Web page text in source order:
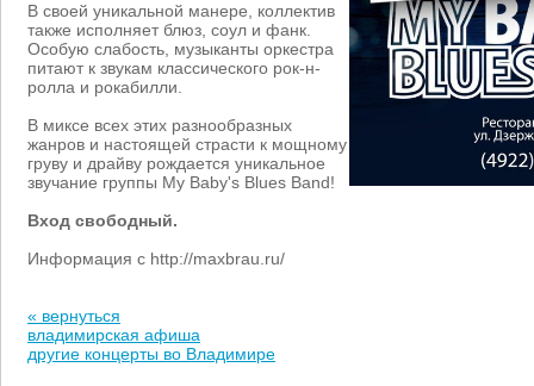
В своей уникальной манере, коллектив
также исполняет блюз, соул и фанк.
Особую слабость, музыканты оркестра
питают к звукам классического рок-н-
ролла и рокабилли.
В миксе всех этих разнообразных
жанров и настоящей страсти к мощному
груву и драйву рождается уникальное
звучание группы My Baby's Blues Band!
Вход свободный.
Информация с http://maxbrau.ru/
« вернуться
владимирская афиша
другие концерты во Владимире